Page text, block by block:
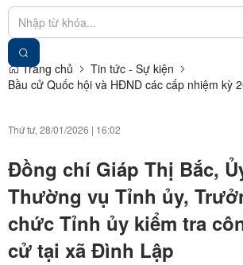
Trang chủ
Tin tức - Sự kiện
Bầu cử Quốc hội và HĐND các cấp nhiệm kỳ
Thứ tư, 28/01/2026 | 16:02
Đồng chí Giáp Thị Bắc,
Thường vụ Tỉnh ủy,
chức Tỉnh ủy kiểm tra
cử tại xã Đình Lập